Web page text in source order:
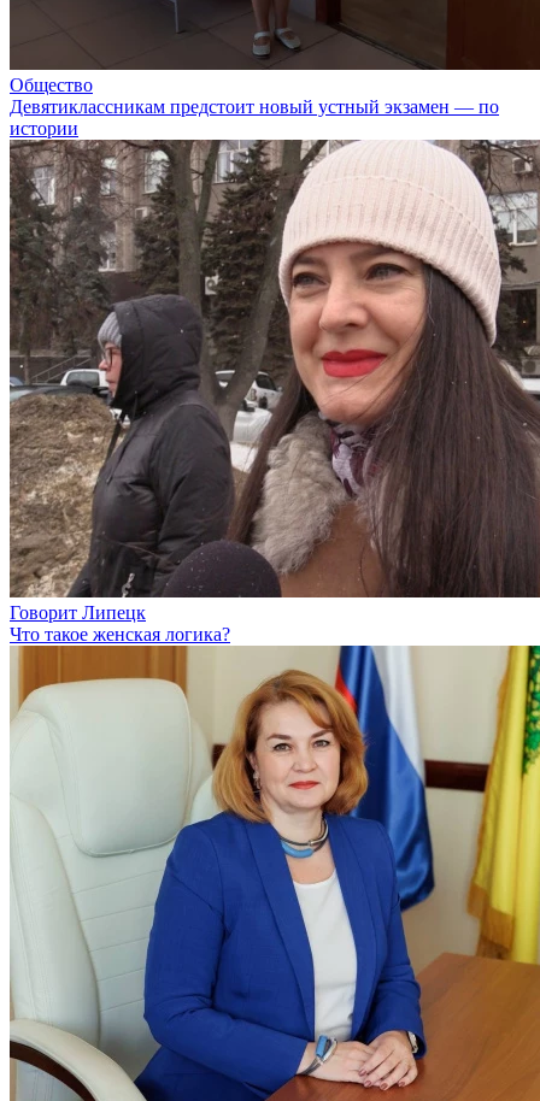
Общество
Девятиклассникам предстоит новый устный экзамен — по
истории
Говорит Липецк
Что такое женская логика?